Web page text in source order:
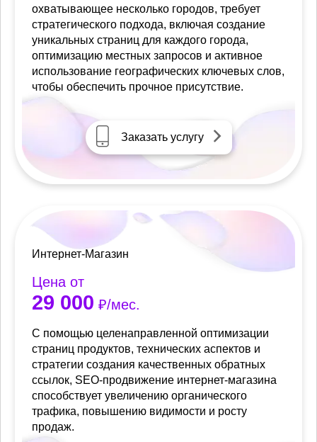
охватывающее несколько городов, требует
стратегического подхода, включая создание
уникальных страниц для каждого города,
оптимизацию местных запросов и активное
использование географических ключевых слов,
чтобы обеспечить прочное присутствие.
Заказать услугу
Интернет-Магазин
Цена от
29 000 ₽/мес.
С помощью целенаправленной оптимизации
страниц продуктов, технических аспектов и
стратегии создания качественных обратных
ссылок, SEO-продвижение интернет-магазина
способствует увеличению органического
трафика, повышению видимости и росту
продаж.